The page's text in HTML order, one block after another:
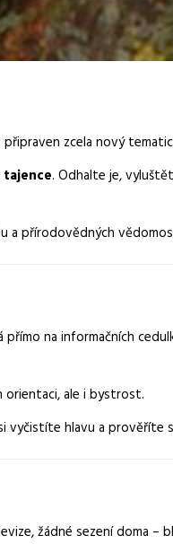
zcela nový
tajence. Odhalte je,
a přírodovědných
na informačních
orientaci, ale i bystrost.
vyčistíte hlavu a prověříte
žádné sezení doma –